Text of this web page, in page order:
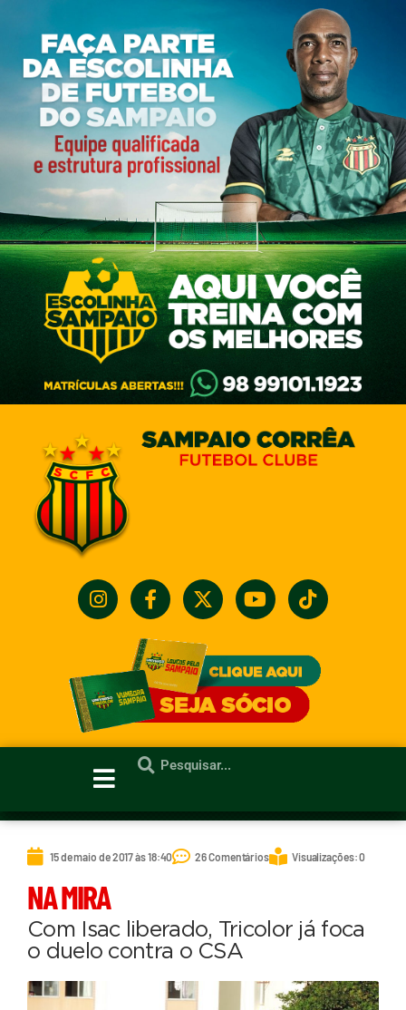
15 de maio de 2017 às 18:40 26 Comentários Visualizações: 0
NA MIRA
Com Isac liberado, Tricolor já foca
o duelo contra o CSA